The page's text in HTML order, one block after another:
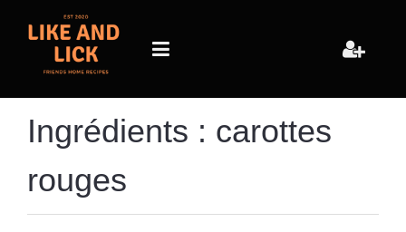
Ingrédients : carottes
rouges